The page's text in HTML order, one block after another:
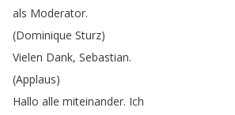
als Moderator.
(Dominique Sturz)
Vielen Dank, Sebastian.
(Applaus)
Hallo alle miteinander. Ich